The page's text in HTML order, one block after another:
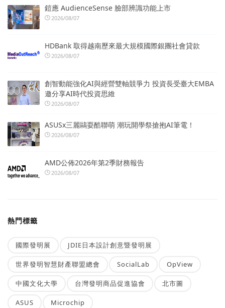
鎧應 AudienceSense 臉部辨識功能上市
2026/08/07
HDBank 取得越南歷來最大規模國際銀團社會貸款
2026/08/07
創智動能強化AI與經營雙軸競爭力 投資長受臺大EMBA
邀分享AI時代投資思維
2026/08/07
ASUSx三麗鷗耍酷聯萌 潮玩開學祭搶抱AI筆電！
2026/08/07
AMD公佈2026年第2季財務報告
2026/08/07
熱門標籤
國際發明展 JDIE日本設計創意暨發明展
世界發明智慧財產聯盟總會 SocialLab OpView
中國文化大學 台灣發明商品促進協會 北市圖
ASUS Microchip